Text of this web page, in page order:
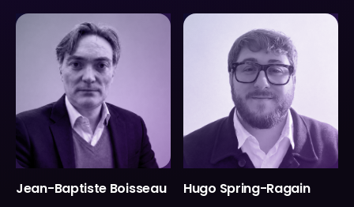
Jean-Baptiste Boisseau Hugo Spring-Ragain